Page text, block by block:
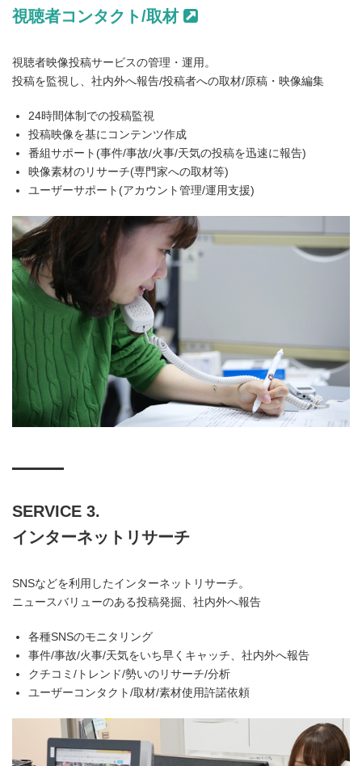
視聴者コンタクト/取材
視聴者映像投稿サービスの管理・運用。
投稿を監視し、社内外へ報告/投稿者への取材/原稿・映像編集
24時間体制での投稿監視
投稿映像を基にコンテンツ作成
番組サポート(事件/事故/火事/天気の投稿を迅速に報告)
映像素材のリサーチ(専門家への取材等)
ユーザーサポート(アカウント管理/運用支援)
SERVICE 3.
インターネットリサーチ
SNSなどを利用したインターネットリサーチ。
ニュースバリューのある投稿発掘、社内外へ報告
各種SNSのモニタリング
事件/事故/火事/天気をいち早くキャッチ、社内外へ報告
クチコミ/トレンド/勢いのリサーチ/分析
ユーザーコンタクト/取材/素材使用許諾依頼